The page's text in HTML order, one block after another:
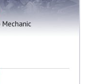
Mechanic